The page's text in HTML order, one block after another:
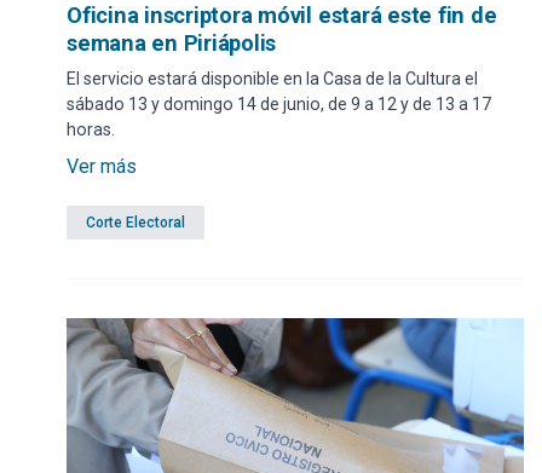
Oficina inscriptora móvil estará este fin de
semana en Piriápolis
El servicio estará disponible en la Casa de la Cultura el
sábado 13 y domingo 14 de junio, de 9 a 12 y de 13 a 17
horas.
Ver más
Corte Electoral